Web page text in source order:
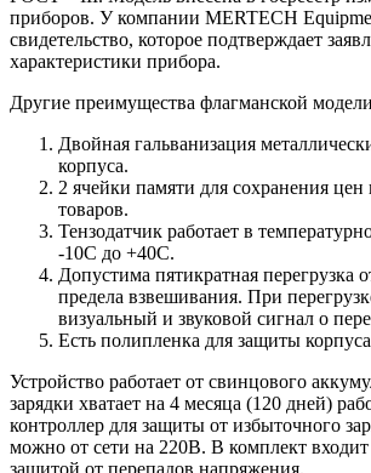
приборов. У компании MERTECH
свидетельство, которое подтверждает
характеристики прибора.
Другие преимущества флагманской
Двойная гальванизация
корпуса.
2 ячейки памяти для сохранения
товаров.
Тензодатчик работает в
-10С до +40С.
Допустима пятикратная перегрузка
предела взвешивания. При
визуальный и звуковой сигнал о
Есть полипленка для защиты
Устройство работает от свинцового
зарядки хватает на 4 месяца (120 дней)
контроллер для защиты от избыточного
можно от сети на 220В. В комплект входит